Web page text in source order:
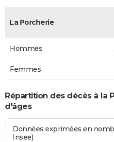
La Porcherie
Hommes
Femmes
Répartition des décès à la
d'âges
Données exprimées en
Insee)